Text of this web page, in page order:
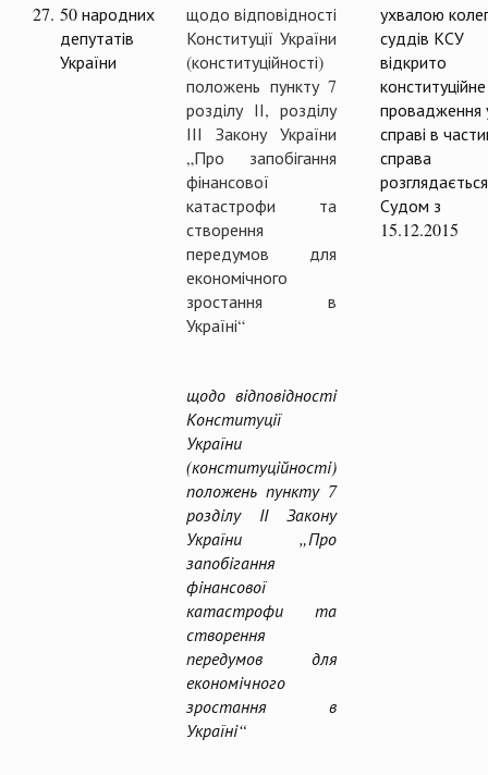
27. 50 народних
депутатів
України
щодо відповідності
Конституції України
(конституційності)
положень пункту 7
розділу ІІ, розділу
ІІІ Закону України
„Про запобігання
фінансової
катастрофи та
створення
передумов для
економічного
зростання в
Україні“
щодо відповідності
Конституції
України
(конституційності)
положень пункту 7
розділу ІІ Закону
України „Про
запобігання
фінансової
катастрофи та
створення
передумов для
економічного
зростання в
Україні“
ухвалою
суддів КСУ
відкрито
конституційне
провадження
справі в
справа
розглядається
Судом з
15.12.2015